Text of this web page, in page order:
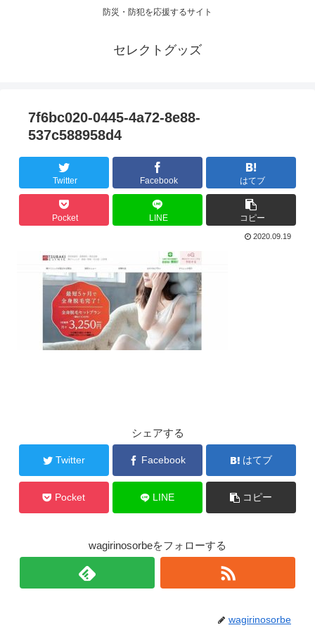
防災・防犯を応援するサイト
セレクトグッズ
7f6bc020-0445-4a72-8e88-
537c588958d4
Twitter Facebook はてブ
Pocket LINE コピー
2020.09.19
シェアする
Twitter Facebook はてブ
Pocket LINE コピー
wagirinosorbeをフォローする
wagirinosorbe